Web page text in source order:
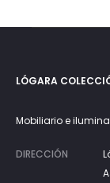
LÓGARA
Mobiliario e
DIRECCIÓN